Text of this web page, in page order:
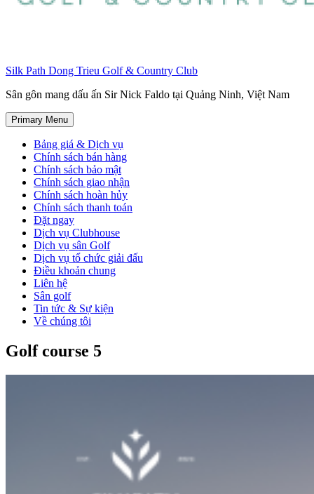
Silk Path Dong Trieu Golf & Country Club
Sân gôn mang dấu ấn Sir Nick Faldo tại Quảng Ninh, Việt Nam
Primary Menu
Bảng giá & Dịch vụ
Chính sách bán hàng
Chính sách bảo mật
Chính sách giao nhận
Chính sách hoàn hủy
Chính sách thanh toán
Đặt ngay
Dịch vụ Clubhouse
Dịch vụ sân Golf
Dịch vụ tổ chức giải đấu
Điều khoản chung
Liên hệ
Sân golf
Tin tức & Sự kiện
Về chúng tôi
Golf course 5